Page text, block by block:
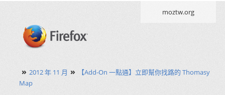
moztw.org
» 2012 年 11 月 »
【Add-On 一點通】立即幫你找路的 Thomasy
Map